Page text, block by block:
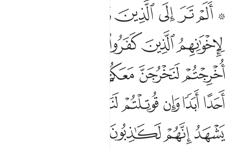
۞ الم تر الى الذين نافقوا يقولون لاخوانهم الذين كفروا من اهل
۞ أَلَمْ تَرَ إِلَى ٱلَّذِينَ نَافَقُوا۟ يَقُولُونَ لِإِخْوَٰنِهِمُ ٱلَّذِينَ كَفَرُوا۟ مِنْ أَهْلِ
ﱙ ﱚﱛﱜﱝﱞ
ﱠﱡﱢ
ﱧﱨﱩ
ﱭﱮﱯﱰﱱ
ﱳﱴﱵ